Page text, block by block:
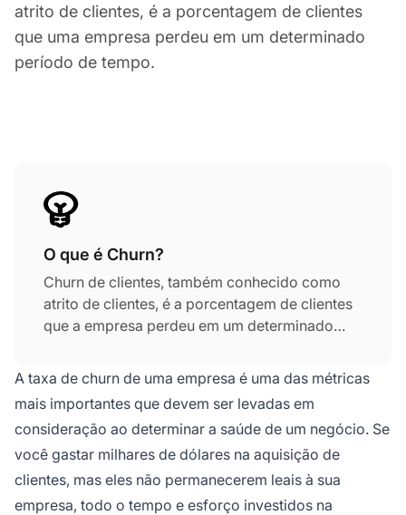
atrito de clientes, é a porcentagem de clientes
que uma empresa perdeu em um determinado
período de tempo.
O que é Churn?
Churn de clientes, também conhecido como
atrito de clientes, é a porcentagem de clientes
que a empresa perdeu em um determinado
trimestral ou anual). Churn ocorre quando um
cliente cancela sua assinatura e para de usar
seus produtos ou serviços.
A taxa de churn de uma empresa é uma das métricas
mais importantes que devem ser levadas em
consideração ao determinar a saúde de um negócio. Se
você gastar milhares de dólares na aquisição de
clientes, mas eles não permanecerem leais à sua
empresa, todo o tempo e esforço investidos na